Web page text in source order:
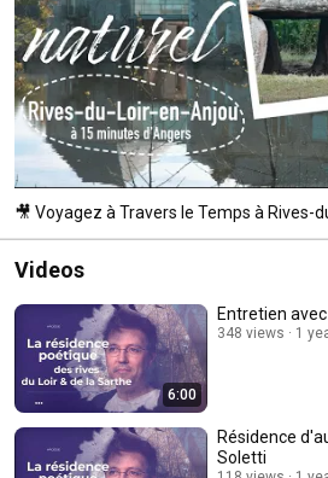
🎥 Voyagez à Travers le Temps à Rives-
Videos
6:00
Entretien
348 views 1
Résidence
Soletti